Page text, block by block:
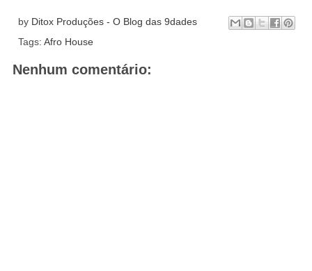
by Ditox Produções - O Blog das 9dades
Tags: Afro House
Nenhum comentário: